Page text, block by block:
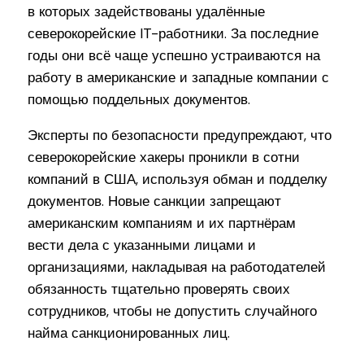
в которых задействованы удалённые
северокорейские IT-работники. За последние
годы они всё чаще успешно устраиваются на
работу в американские и западные компании с
помощью поддельных документов.
Эксперты по безопасности предупреждают, что
северокорейские хакеры проникли в сотни
компаний в США, используя обман и подделку
документов. Новые санкции запрещают
американским компаниям и их партнёрам
вести дела с указанными лицами и
организациями, накладывая на работодателей
обязанность тщательно проверять своих
сотрудников, чтобы не допустить случайного
найма санкционированных лиц.